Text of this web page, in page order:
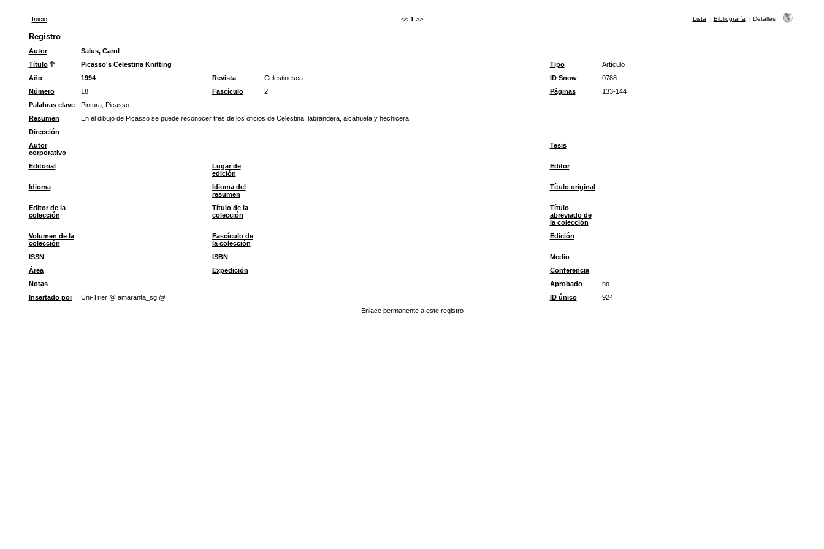
Inicio << 1 >> Lista | Bibliografía | Detalles
Registro
Autor
Salus, Carol
Título
Picasso's Celestina Knitting Tipo
Artículo
Año
1994 Revista Celestinesca ID Snow
0788
Número
18 Fascículo 2 Páginas
133-144
Palabras clave
Pintura; Picasso
Resumen
En el dibujo de Picasso se puede reconocer tres de los oficios de Celestina: labrandera, alcahueta y hechicera.
Dirección
Autor
corporativo
Tesis
Editorial
Lugar de
edición
Editor
Idioma
Idioma del
resumen
Título original
Editor de la
colección
Título de la
colección
Título
abreviado de
la colección
Volumen de la
colección
Fascículo de
la colección
Edición
ISSN ISBN
Medio
Área
Expedición
Conferencia
Notas
Aprobado
no
Insertado por
Uni-Trier @ amaranta_sg @ ID único
924
Enlace permanente a este registro